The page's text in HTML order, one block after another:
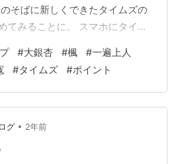
そばに新しくできたタイムズの
てみることに。 スマホにタイム
った時にはポイントを使うこと
行寺のタイムズはポイントを使
ネットで確認済み。 駐車場は幸
た。 惣門から入り、いろは坂を
ころだ。 久しぶりに来たな
ている。犬…
#大銀杏 #楓 #一遍上人
#タイムズ #ポイント
グ • 2年前